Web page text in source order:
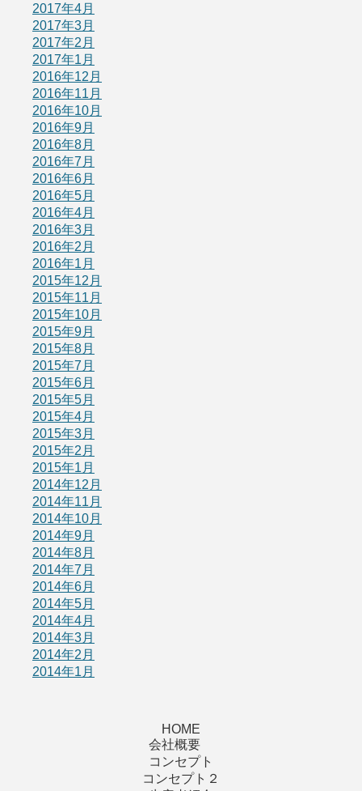
2017年4月
2017年3月
2017年2月
2017年1月
2016年12月
2016年11月
2016年10月
2016年9月
2016年8月
2016年7月
2016年6月
2016年5月
2016年4月
2016年3月
2016年2月
2016年1月
2015年12月
2015年11月
2015年10月
2015年9月
2015年8月
2015年7月
2015年6月
2015年5月
2015年4月
2015年3月
2015年2月
2015年1月
2014年12月
2014年11月
2014年10月
2014年9月
2014年8月
2014年7月
2014年6月
2014年5月
2014年4月
2014年3月
2014年2月
2014年1月
HOME
会社概要
コンセプト
コンセプト２